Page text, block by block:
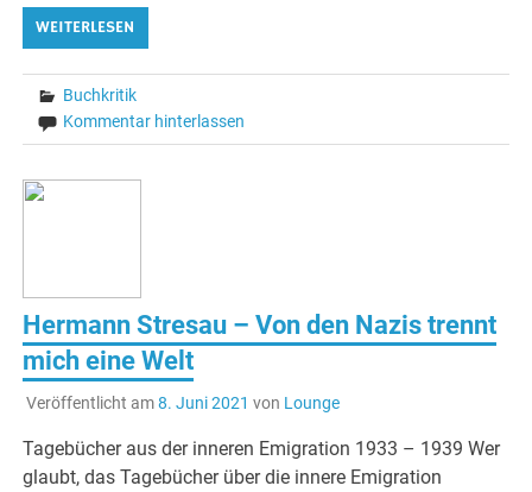
WEITERLESEN
Buchkritik
Kommentar hinterlassen
Hermann Stresau – Von den Nazis trennt
mich eine Welt
Veröffentlicht am8. Juni 2021 von Lounge
Tagebücher aus der inneren Emigration 1933 – 1939 Wer
glaubt, das Tagebücher über die innere Emigration